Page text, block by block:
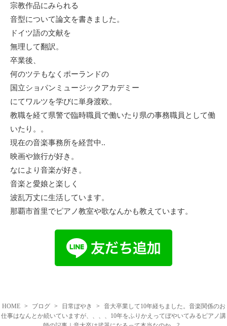
宗教作品にみられる
音型について論文を書きました。
ドイツ語の文献を
無理して翻訳。
卒業後、
何のツテもなくポーランドの
国立ショパンミュージックアカデミー
にてワルツを学びに単身渡欧。
教職を経て県警で臨時職員で働いたり県の事務職員として働
いたり。。
現在の音楽事務所を経営中..
映画や旅行が好き。
なにより音楽が好き。
音楽と愛娘と楽しく
波乱万丈に生活しています。
那覇市首里でピアノ教室や歌なんかも教えています。
HOME ブログ 日常ぼやき
音大卒業して10年経ちました。音楽関係のお
仕事はなんとか続いていますが、、、、10年をふりかえってぼやいてみるピアノ講